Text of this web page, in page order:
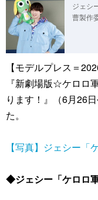
ジェシ
曹製作
【モデルプレス＝
『新劇場版☆ケロロ
ります！』（6月26
た。
【写真】ジェシー
◆ジェシー「ケロロ